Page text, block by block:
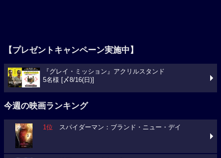
【プレゼントキャンペーン実施中】
『グレイ・ミッション』アクリルスタンド
5名様 [〆8/16(日)]
今週の映画ランキング
1位 スパイダーマン：ブランド・ニュー・デイ